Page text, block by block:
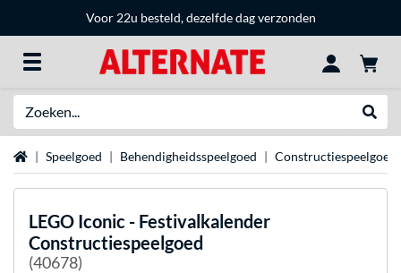
Voor 22u besteld, dezelfde dag verzonden
HomeSpeelgoed Behendigheidsspeelgoed Constructiespeelgoed
LEGO Iconic - Festivalkalender
Constructiespeelgoed
(40678)